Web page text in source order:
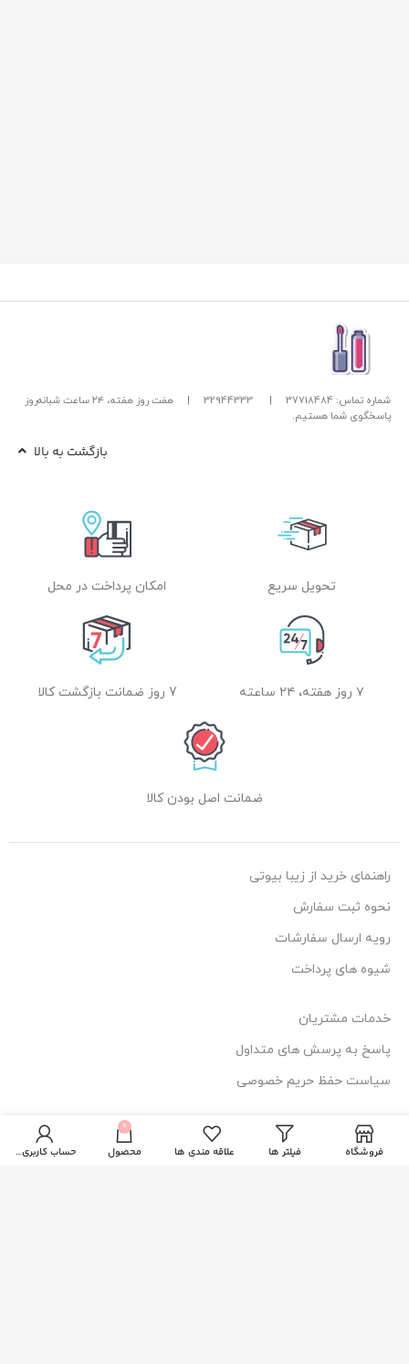
شماره تماس: 37718484 |
32944333
|
هفت روز هفته، ۲۴ ساعت شبانه‌روز
پاسخگوی شما هستیم.
بازگشت به بالا
تحویل سریع امکان پرداخت در محل
۷ روز هفته، ۲۴ ساعته 7 روز ضمانت بازگشت کالا
ضمانت اصل بودن کالا
راهنمای خرید از زیبا بیوتی
نحوه ثبت سفارش
رویه ارسال سفارشات
شیوه های پرداخت
خدمات مشتریان
پاسخ به پرسش های متداول
سیاست حفظ حریم خصوصی
اطلاعات تماس
آدرس: قم، فلکه دستغیب، ساختمان امیر
فروشگاه فیلتر ها علاقه مندی ها
0
محصول حساب کاربری من